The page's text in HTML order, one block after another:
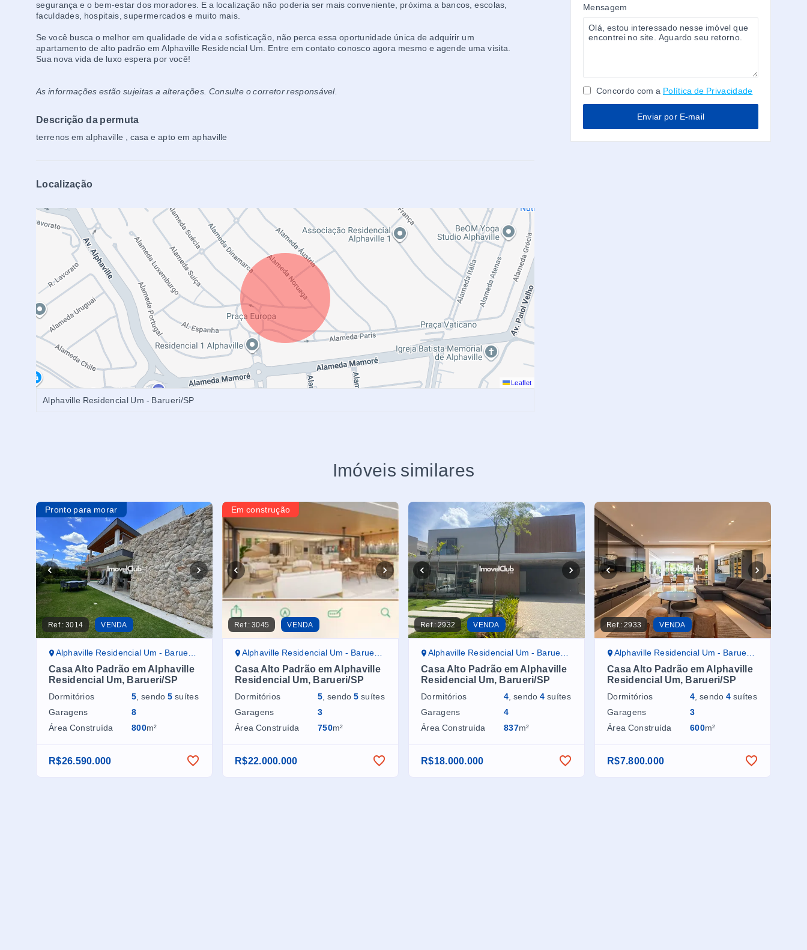
segurança e o bem-estar dos moradores. E a localização não poderia ser mais conveniente, próxima a bancos, escolas,
faculdades, hospitais, supermercados e muito mais.
Se você busca o melhor em qualidade de vida e sofisticação, não perca essa oportunidade única de adquirir um
apartamento de alto padrão em Alphaville Residencial Um. Entre em contato conosco agora mesmo e agende uma visita.
Sua nova vida de luxo espera por você!
As informações estão sujeitas a alterações. Consulte o corretor responsável.
Descrição da permuta
terrenos em alphaville , casa e apto em aphaville
Localização
Leaflet
Alphaville Residencial Um - Barueri/SP
Mensagem
Concordo com a Política de Privacidade
Enviar por E-mail
Imóveis similares
Pronto para morar
Ref.:3014 VENDA
Alphaville Residencial Um - Barueri/SP
Casa Alto Padrão em Alphaville
Residencial Um, Barueri/SP
Dormitórios 5, sendo5 suítes
Garagens
8
Área Construída
800m²
R$26.590.000
Em construção
Ref.:3045 VENDA
Alphaville Residencial Um - Barueri/SP
Casa Alto Padrão em Alphaville
Residencial Um, Barueri/SP
Dormitórios 5, sendo5 suítes
Garagens
3
Área Construída
750m²
R$22.000.000
Ref.:2932 VENDA
Alphaville Residencial Um - Barueri/SP
Casa Alto Padrão em Alphaville
Residencial Um, Barueri/SP
Dormitórios 4, sendo4 suítes
Garagens
4
Área Construída
837m²
R$18.000.000
Ref.:2933 VENDA
Alphaville Residencial Um - Barueri/SP
Casa Alto Padrão em Alphaville
Residencial Um, Barueri/SP
Dormitórios 4, sendo4 suítes
Garagens
3
Área Construída
600m²
R$7.800.000